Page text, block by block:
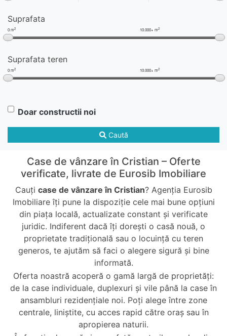
Suprafata
0 m2 10.000+ m2
Suprafata teren
0 m2 10.000+ m2
Doar constructii noi
Caută
Case de vânzare în Cristian – Oferte
verificate, livrate de Eurosib Imobiliare
Cauți case de vânzare în Cristian? Agenția Eurosib
Imobiliare îți pune la dispoziție cele mai bune opțiuni
din piața locală, actualizate constant și verificate
juridic. Indiferent dacă îți dorești o casă nouă, o
proprietate tradițională sau o locuință cu teren
generos, te ajutăm să faci o alegere sigură și bine
informată.
Oferta noastră acoperă o gamă largă de proprietăți:
de la case individuale, duplexuri și vile până la case în
ansambluri rezidențiale noi. Poți alege între zone
centrale, liniștite, cu acces rapid către oraș sau în
apropierea naturii.